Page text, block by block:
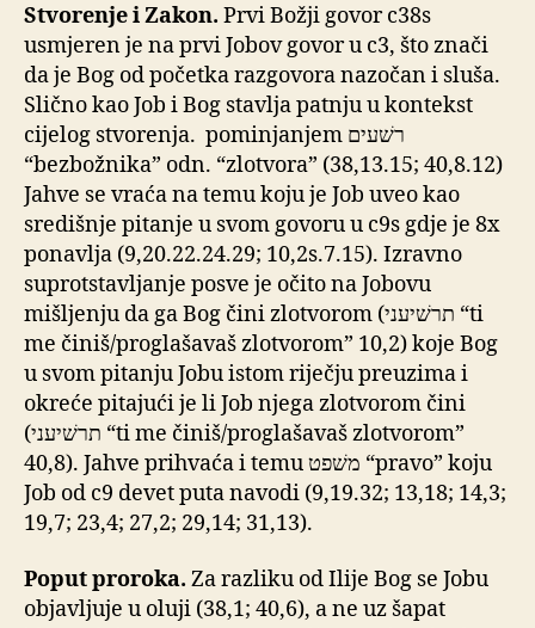
Stvorenje i Zakon. Prvi Božji govor c38s
usmjeren je na prvi Jobov govor u c3, što znači
da je Bog od početka razgovora nazočan i sluša.
Slično kao Job i Bog stavlja patnju u kontekst
cijelog stvorenja. pominjanjem רשׁעים
“bezbožnika” odn. “zlotvora” (38,13.15; 40,8.12)
Jahve se vraća na temu koju je Job uveo kao
središnje pitanje u svom govoru u c9s gdje je 8x
ponavlja (9,20.22.24.29; 10,2s.7.15). Izravno
suprotstavljanje posve je očito na Jobovu
mišljenju da ga Bog čini zlotvorom (תרשׁיעני “ti
me činiš/proglašavaš zlotvorom” 10,2) koje Bog
u svom pitanju Jobu istom riječju preuzima i
okreće pitajući je li Job njega zlotvorom čini
(תרשׁיעני “ti me činiš/proglašavaš zlotvorom”
40,8). Jahve prihvaća i temu משׁפט “pravo” koju
Job od c9 devet puta navodi (9,19.32; 13,18; 14,3;
19,7; 23,4; 27,2; 29,14; 31,13).
Poput proroka. Za razliku od Ilije Bog se Jobu
objavljuje u oluji (38,1; 40,6), a ne uz šapat